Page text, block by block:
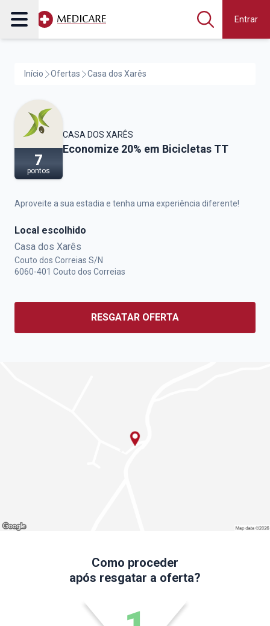
Entrar
Início Ofertas Casa dos Xarês
7
pontos
CASA DOS XARÊS
Casa dos Xarês,
Economize 20% em Bicicletas TT
Aproveite a sua estadia e tenha uma experiência diferente!
Local escolhido
Casa dos Xarês
Couto dos Correias S/N
6060-401 Couto dos Correias
RESGATAR OFERTA
Como proceder
após resgatar a oferta?